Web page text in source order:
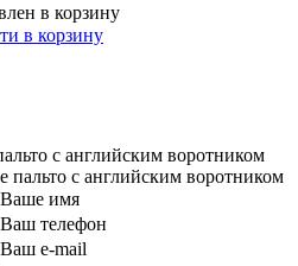
в корзину
в корзину
с английским воротником
Ваше имя
Ваш телефон
Ваш e-mail